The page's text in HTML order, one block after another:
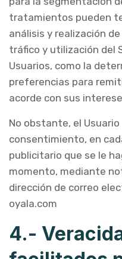
tratamientos pueden
análisis y realización
tráfico y utilización del
Usuarios, como la
preferencias para
acorde con sus
No obstante, el
consentimiento, en
publicitario que se le
momento, mediante
dirección de correo
oyala.com
4.-